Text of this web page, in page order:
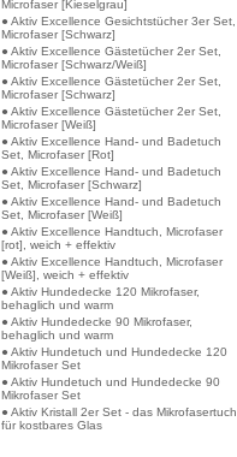
Microfaser [Kieselgrau]
● Aktiv Excellence Gesichtstücher 3er Set,
Microfaser [Schwarz]
● Aktiv Excellence Gästetücher 2er Set,
Microfaser [Schwarz/Weiß]
● Aktiv Excellence Gästetücher 2er Set,
Microfaser [Schwarz]
● Aktiv Excellence Gästetücher 2er Set,
Microfaser [Weiß]
● Aktiv Excellence Hand- und Badetuch
Set, Microfaser [Rot]
● Aktiv Excellence Hand- und Badetuch
Set, Microfaser [Schwarz]
● Aktiv Excellence Hand- und Badetuch
Set, Microfaser [Weiß]
● Aktiv Excellence Handtuch, Microfaser
[rot], weich + effektiv
● Aktiv Excellence Handtuch, Microfaser
[Weiß], weich + effektiv
● Aktiv Hundedecke 120 Mikrofaser,
behaglich und warm
● Aktiv Hundedecke 90 Mikrofaser,
behaglich und warm
● Aktiv Hundetuch und Hundedecke 120
Mikrofaser Set
● Aktiv Hundetuch und Hundedecke 90
Mikrofaser Set
● Aktiv Kristall 2er Set - das Mikrofasertuch
für kostbares Glas